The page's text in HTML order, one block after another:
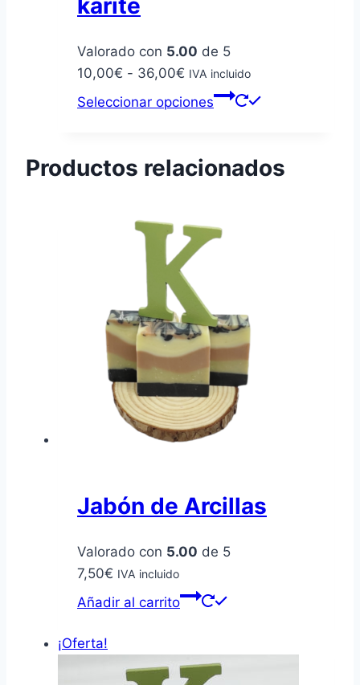
Valorado con 5.00 de 5
10,00€ - 36,00€ Rango
10,00€
hasta
IVA incluido
Seleccionar opciones
Este
variantes.
Productos relacionados
Jabón de Arcillas
Valorado con 5.00 de 5
7,50€ IVA incluido
Añadir al carrito
¡Oferta!